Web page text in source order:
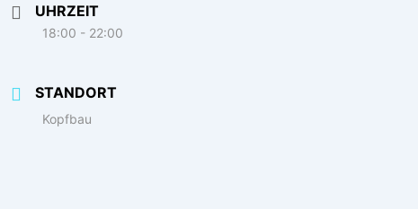
UHRZEIT
18:00 - 22:00
STANDORT
Kopfbau